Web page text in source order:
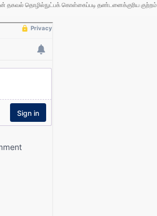
தகவல் தொழில்நுட்பக் கொள்கைப்படி தண்டனைக்குரிய குற்றம்.